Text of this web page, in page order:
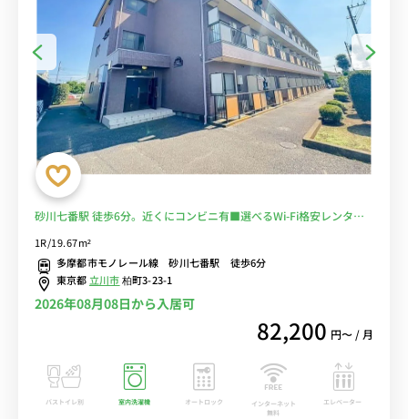
砂川七番駅 徒歩6分。近くにコンビニ有■選べるWi-Fi格安レンタル
中！
1R/19.67m²
多摩都市モノレール線 砂川七番駅 徒歩6分
東京都立川市柏町3-23-1
2026年08月08日から入居可
82,200 円〜 / 月
バストイレ別 室内洗濯機 オートロック
インターネット
無料
エレベーター